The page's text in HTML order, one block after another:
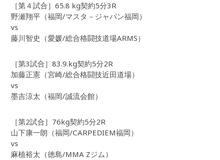
［第４試合］65.8 kg契約5分3R
野瀬翔平（福岡/マスタ－ジャパン福岡）
vs
藤川智史（愛媛/総合格闘技道場ARMS）
［第3試合］83.9.kg契約5分2R
加藤正憲（宮崎/総合格闘技近田道場）
vs
墨吉涼太（福岡/誠流会館）
［第2試合］76kg契約5分2R
山下康一朗（福岡/CARPEDIEM福岡）
vs
麻植裕太（徳島/MMA Zジム）